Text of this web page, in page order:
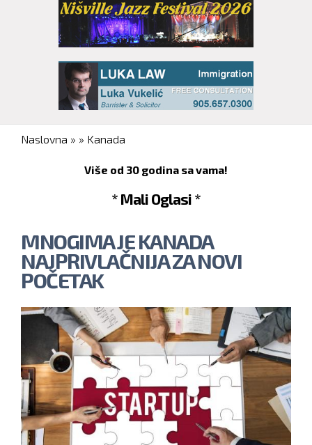
You are here
Naslovna » » Kanada
Više od 30 godina sa vama!
* Mali Oglasi *
MNOGIMA JE KANADA
NAJPRIVLAČNIJA ZA NOVI
POČETAK